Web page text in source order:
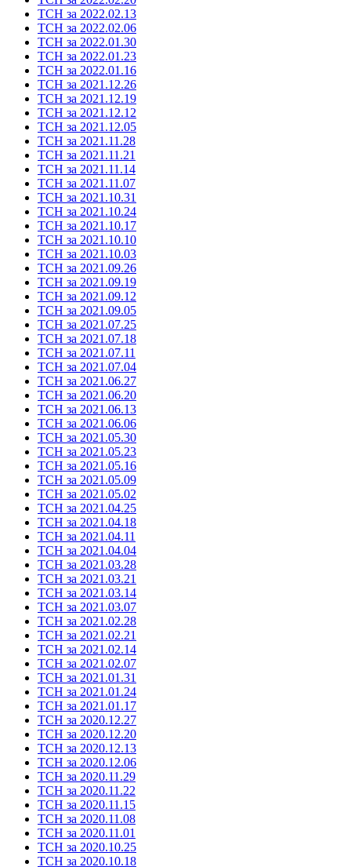
ТСН за 2022.02.13
ТСН за 2022.02.06
ТСН за 2022.01.30
ТСН за 2022.01.23
ТСН за 2022.01.16
ТСН за 2021.12.26
ТСН за 2021.12.19
ТСН за 2021.12.12
ТСН за 2021.12.05
ТСН за 2021.11.28
ТСН за 2021.11.21
ТСН за 2021.11.14
ТСН за 2021.11.07
ТСН за 2021.10.31
ТСН за 2021.10.24
ТСН за 2021.10.17
ТСН за 2021.10.10
ТСН за 2021.10.03
ТСН за 2021.09.26
ТСН за 2021.09.19
ТСН за 2021.09.12
ТСН за 2021.09.05
ТСН за 2021.07.25
ТСН за 2021.07.18
ТСН за 2021.07.11
ТСН за 2021.07.04
ТСН за 2021.06.27
ТСН за 2021.06.20
ТСН за 2021.06.13
ТСН за 2021.06.06
ТСН за 2021.05.30
ТСН за 2021.05.23
ТСН за 2021.05.16
ТСН за 2021.05.09
ТСН за 2021.05.02
ТСН за 2021.04.25
ТСН за 2021.04.18
ТСН за 2021.04.11
ТСН за 2021.04.04
ТСН за 2021.03.28
ТСН за 2021.03.21
ТСН за 2021.03.14
ТСН за 2021.03.07
ТСН за 2021.02.28
ТСН за 2021.02.21
ТСН за 2021.02.14
ТСН за 2021.02.07
ТСН за 2021.01.31
ТСН за 2021.01.24
ТСН за 2021.01.17
ТСН за 2020.12.27
ТСН за 2020.12.20
ТСН за 2020.12.13
ТСН за 2020.12.06
ТСН за 2020.11.29
ТСН за 2020.11.22
ТСН за 2020.11.15
ТСН за 2020.11.08
ТСН за 2020.11.01
ТСН за 2020.10.25
ТСН за 2020.10.18